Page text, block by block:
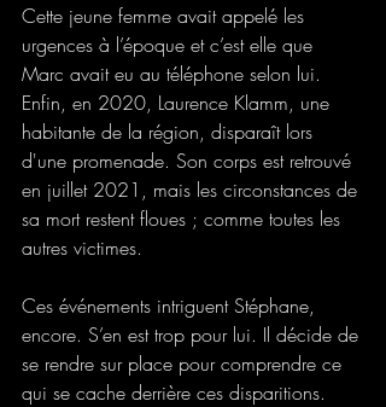
Cette jeune femme avait appelé les
urgences à l’époque et c’est elle que
Marc avait eu au téléphone selon lui.
Enfin, en 2020, Laurence Klamm, une
habitante de la région, disparaît lors
d'une promenade. Son corps est retrouvé
en juillet 2021, mais les circonstances de
sa mort restent floues ; comme toutes les
autres victimes.
Ces événements intriguent Stéphane,
encore. S’en est trop pour lui. Il décide de
se rendre sur place pour comprendre ce
qui se cache derrière ces disparitions.